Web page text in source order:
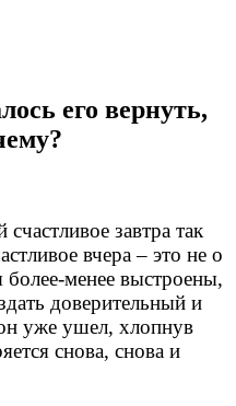
его вернуть,
завтра так
вчера – это не о
менее выстроены,
доверительный и
уже ушел, хлопнув
снова, снова и